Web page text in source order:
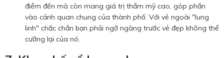
điểm đến mà còn mang giá trị thẩm mỹ cao, góp phần
vào cảnh quan chung của thành phố. Với vẻ ngoài "lung
linh" chắc chắn bạn phải ngỡ ngàng trước vẻ đẹp không thể
cưỡng lại của nó.